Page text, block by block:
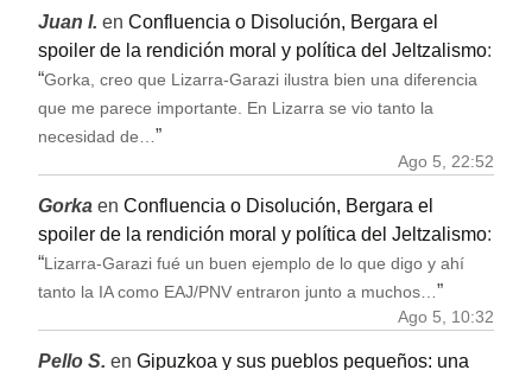
Juan I. en Confluencia o Disolución, Bergara el
spoiler de la rendición moral y política del Jeltzalismo:
“Gorka, creo que Lizarra-Garazi ilustra bien una diferencia
que me parece importante. En Lizarra se vio tanto la
necesidad de…”
Ago 5, 22:52
Gorka en Confluencia o Disolución, Bergara el
spoiler de la rendición moral y política del Jeltzalismo:
“Lizarra-Garazi fué un buen ejemplo de lo que digo y ahí
tanto la IA como EAJ/PNV entraron junto a muchos…”
Ago 5, 10:32
Pello S. en Gipuzkoa y sus pueblos pequeños: una